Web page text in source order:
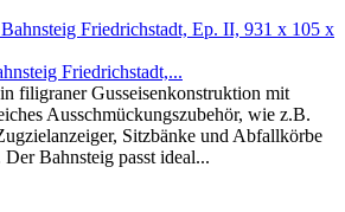
Friedrichstadt,...
filigraner Gusseisenkonstruktion mit
Ausschmückungszubehör, wie z.B.
Sitzbänke und Abfallkörbe
Bahnsteig passt ideal...